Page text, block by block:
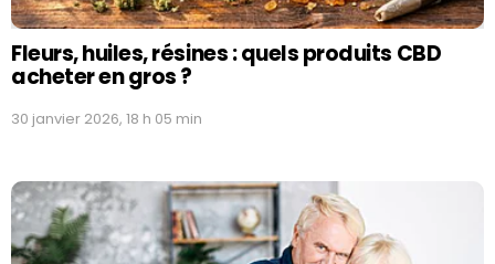
Fleurs, huiles, résines : quels produits CBD
acheter en gros ?
30 janvier 2026, 18 h 05 min